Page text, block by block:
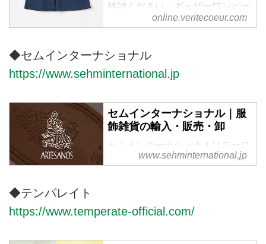
検討ください。ギャザーワンピー
スやインナーワンピース、繊細な
上質な素材と洗練されたデザイン
で、大人の女性に寄り添うファッ
online.veritecoeur.com
◆セムインターナショナル
https://www.sehminternational.jp
セムインターナショナル｜服
飾雑貨の輸入・販売・卸
セムインターナショナルはヨーロ
ッパ、アメリカの服飾及び服雑貨
www.sehminternational.jp
◆テンパレイト
https://www.temperate-official.com/